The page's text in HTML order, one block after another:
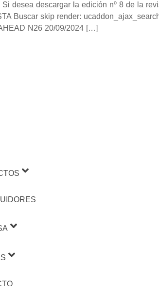
desea descargar la edición nº 8 de la
Buscar skip render:
N26 20/09/2024 […]